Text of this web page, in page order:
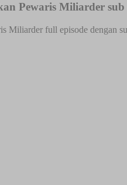
Pewaris Miliarder sub
Miliarder full episode dengan